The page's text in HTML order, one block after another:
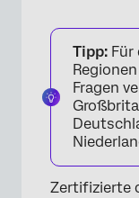
Tipp: Für
Fragen
Zertifizierte